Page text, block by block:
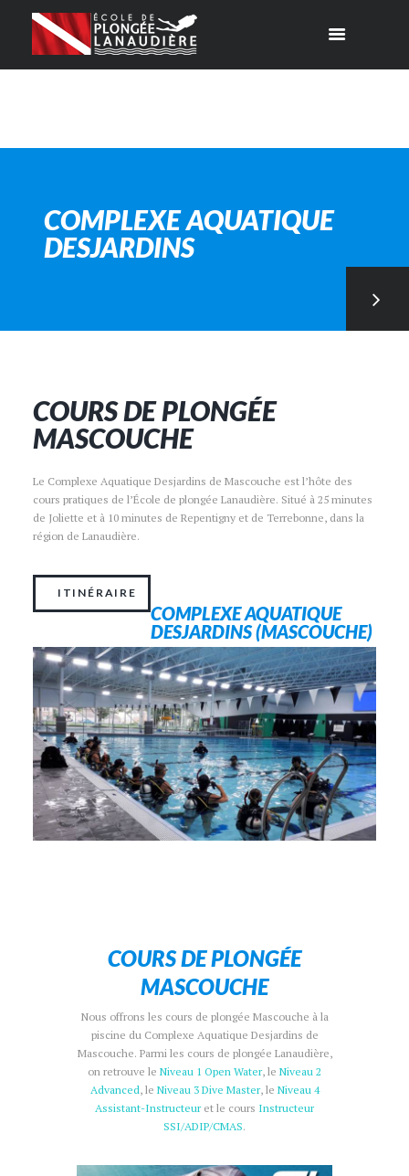
COMPLEXE AQUATIQUE
DESJARDINS
COURS DE PLONGÉE
MASCOUCHE
Le Complexe Aquatique Desjardins de Mascouche est l’hôte des
cours pratiques de l’École de plongée Lanaudière. Situé à 25 minutes
de Joliette et à 10 minutes de Repentigny et de Terrebonne, dans la
région de Lanaudière.
ITINÉRAIRE
COMPLEXE AQUATIQUE
DESJARDINS (MASCOUCHE)
COURS DE PLONGÉE
MASCOUCHE
Nous offrons les cours de plongée Mascouche à la
piscine du Complexe Aquatique Desjardins de
Mascouche. Parmi les cours de plongée Lanaudière,
on retrouve le Niveau 1 Open Water, le Niveau 2
Advanced , le Niveau 3 Dive Master, le Niveau 4
Assistant-Instructeuret le cours Instructeur
SSI/ADIP/CMAS.